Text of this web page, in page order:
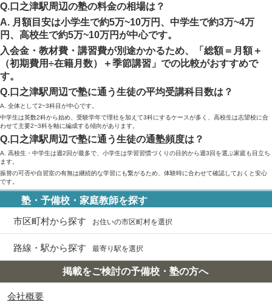
Q.口之津駅周辺の塾の料金の相場は？
A. 月額目安は小学生で約5万~10万円、中学生で約3万~4万
円、高校生で約5万~10万円が中心です。
入会金・教材費・講習費が別途かかるため、「総額＝月額＋
（初期費用÷在籍月数）＋季節講習」での比較がおすすめで
す。
Q.口之津駅周辺で塾に通う生徒の平均受講科目数は？
A. 全体として2~3科目が中心です。
中学生は英数2科から始め、受験学年で理社を加えて3科にするケースが多く、高校生は志望校に合
わせて主要2~3科を軸に編成する傾向があります。
Q.口之津駅周辺で塾に通う生徒の通塾頻度は？
A. 高校生・中学生は週2回が最多で、小学生は学習習慣づくりの目的から週3回を選ぶ家庭も目立ち
ます。
振替の可否や自習室の有無は継続的な学習にも繋がるため、体験時に合わせて確認しておくと安心
です。
塾・予備校・家庭教師を探す
市区町村から探す お住いの市区町村を選択
路線・駅から探す 最寄り駅を選択
掲載をご検討の予備校・塾の方へ
会社概要